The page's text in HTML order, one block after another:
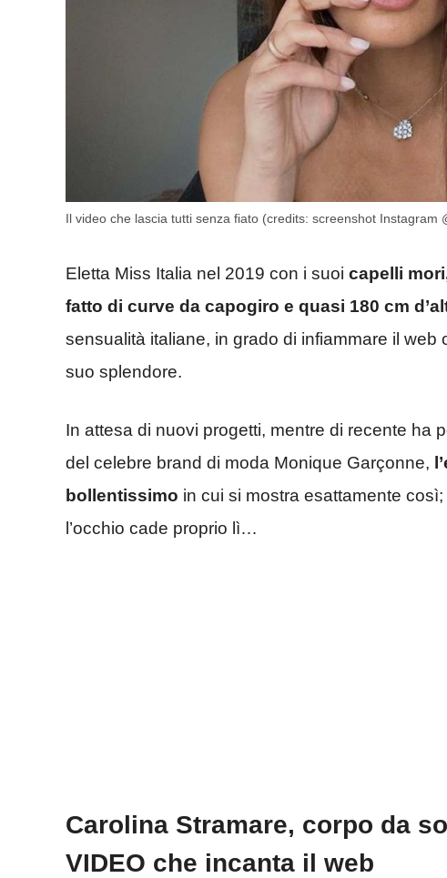
Il video che lascia tutti senza fiato (credits: screenshot Instagram
Eletta Miss Italia nel 2019 con i suoi capelli
fatto di curve da capogiro e quasi 180 cm
sensualità italiane, in grado di infiammare il web
suo splendore.
In attesa di nuovi progetti, mentre di recente ha
del celebre brand di moda Monique Garçonne,
bollentissimo in cui si mostra esattamente
l’occhio cade proprio lì…
Carolina Stramare, corpo da
VIDEO che incanta il web